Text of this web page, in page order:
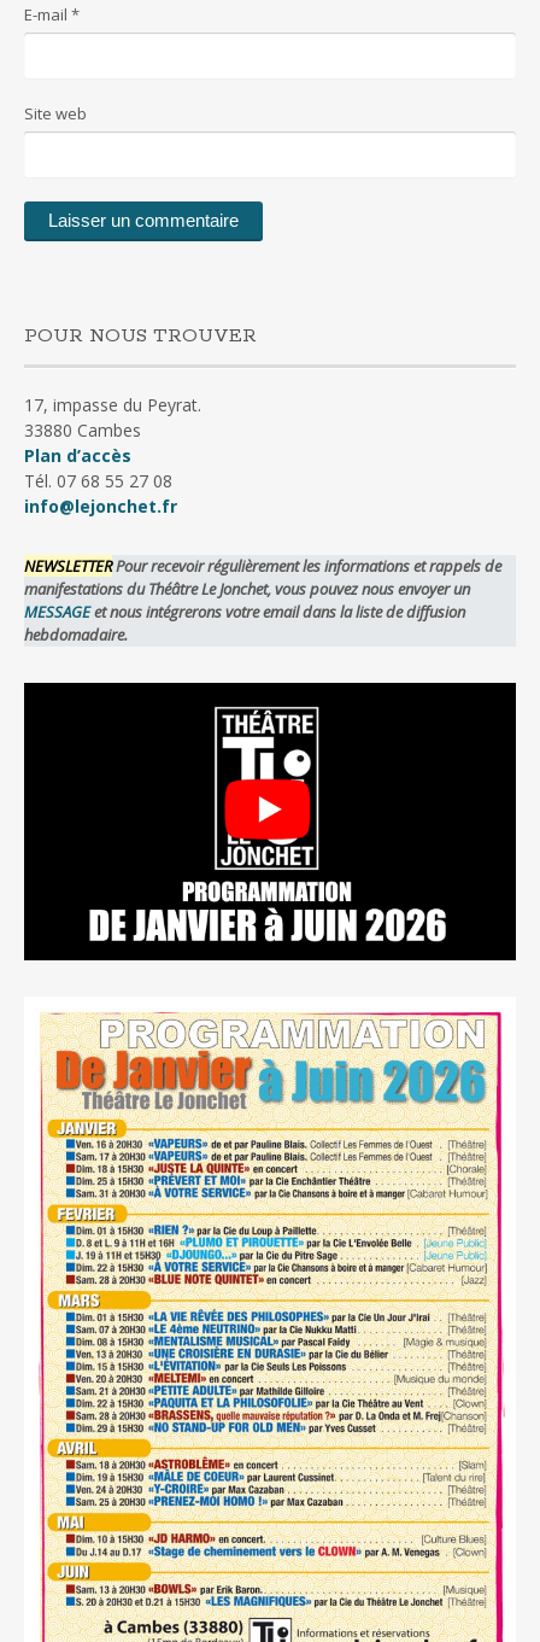
E-mail *
Site web
POUR NOUS TROUVER
17, impasse du Peyrat.
33880 Cambes
Plan d’accès
Tél. 07 68 55 27 08
info@lejonchet.fr
NEWSLETTERPour recevoir régulièrement les informations et rappels de
manifestations du Théâtre Le Jonchet, vous pouvez nous envoyer un
MESSAGEet nous intégrerons votre email dans la liste de diffusion
hebdomadaire.